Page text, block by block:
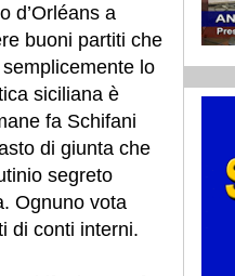
d’Orléans a
buoni partiti che
lo
siciliana è
fa Schifani
di giunta che
segreto
Ognuno vota
di conti interni.